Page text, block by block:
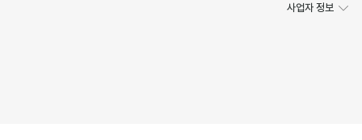
사업자 정보